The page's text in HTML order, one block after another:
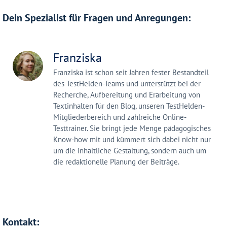
Dein Spezialist für Fragen und Anregungen:
Franziska
Franziska ist schon seit Jahren fester Bestandteil
des TestHelden-Teams und unterstützt bei der
Recherche, Aufbereitung und Erarbeitung von
Textinhalten für den Blog, unseren TestHelden-
Mitgliederbereich und zahlreiche Online-
Testtrainer. Sie bringt jede Menge pädagogisches
Know-how mit und kümmert sich dabei nicht nur
um die inhaltliche Gestaltung, sondern auch um
die redaktionelle Planung der Beiträge.
Kontakt: